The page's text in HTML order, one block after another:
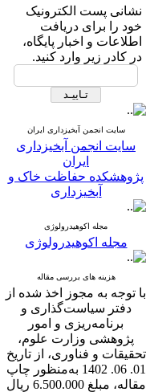
نشانی پست الکترونیک
خود را برای دریافت
اطلاعات و اخبار پایگاه،
در کادر زیر وارد کنید.
سایت انجمن آبخیزداری ایران
سایت انجمن آبخیزداری
ایران
پژوهشکده حفاظت خاک و
آبخیزداری
مجله اکوهیدرولوژی
مجله اکوهیدرولوژی
هزینه های بررسی مقاله
با توجه به مجوز اخذ شده از
دفتر سیاست‌گذاری و
برنامه‌ریزی و امور
پژوهشی وزارت علوم،
تحقیقات و فناوری، از تاریخ
01. 06. 1402 به‌منظور چاپ
مقاله، مبلغ 6.500.000 ریال